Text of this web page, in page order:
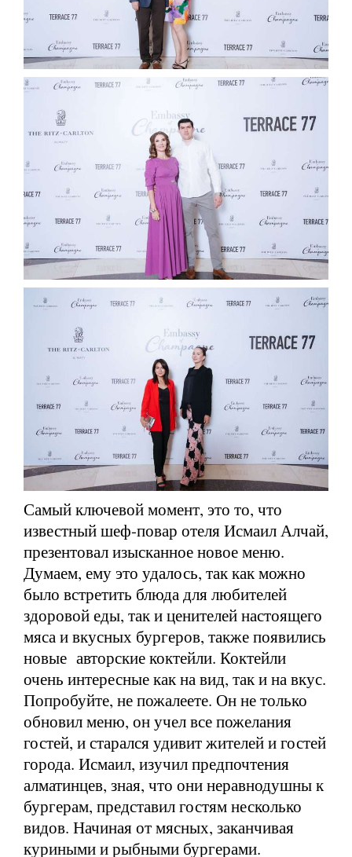
Самый ключевой момент, это то, что
известный шеф-повар отеля Исмаил Алчай,
презентовал изысканное новое меню.
Думаем, ему это удалось, так как можно
было встретить блюда для любителей
здоровой еды, так и ценителей настоящего
мяса и вкусных бургеров, также появились
новые авторские коктейли. Коктейли
очень интересные как на вид, так и на вкус.
Попробуйте, не пожалеете. Он не только
обновил меню, он учел все пожелания
гостей, и старался удивит жителей и гостей
города. Исмаил, изучил предпочтения
алматинцев, зная, что они неравнодушны к
бургерам, представил гостям несколько
видов. Начиная от мясных, заканчивая
куриными и рыбными бургерами.